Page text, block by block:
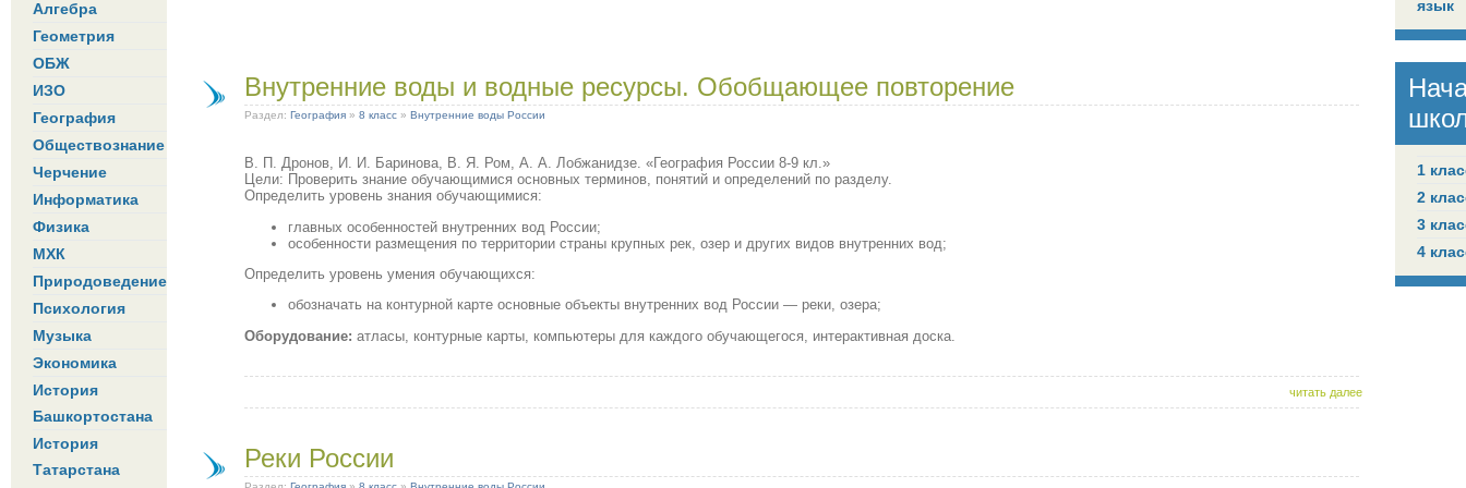
Алгебра
Геометрия
ОБЖ
ИЗО
География
Обществознание
Черчение
Информатика
Физика
МХК
Природоведение
Психология
Музыка
Экономика
История
Башкортостана
История
Татарстана
Внутренние воды и водные ресурсы. Обобщающее повторение
Раздел: География » 8 класс » Внутренние воды России
В. П. Дронов, И. И. Баринова, В. Я. Ром, А. А. Лобжанидзе. «География России 8-9 кл.»
Цели: Проверить знание обучающимися основных терминов, понятий и определений по разделу.
Определить уровень знания обучающимися:
главных особенностей внутренних вод России;
особенности размещения по территории страны крупных рек, озер и других видов внутренних вод;
Определить уровень умения обучающихся:
обозначать на контурной карте основные объекты внутренних вод России — реки, озера;
Оборудование: атласы, контурные карты, компьютеры для каждого обучающегося, интерактивная доска.
читать далее
Реки России
язык
1
2
3
4